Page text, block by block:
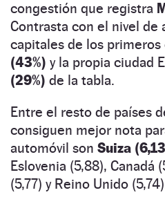
congestión que registra
Contrasta con el nivel de
capitales de los primeros
(43%) y la propia ciudad
(29%) de la tabla.
Entre el resto de países
consiguen mejor nota
automóvil son Suiza
Eslovenia (5,88), Canadá
(5,77) y Reino Unido